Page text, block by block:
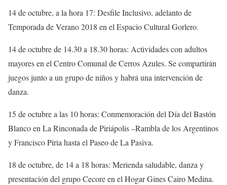
14 de octubre, a la hora 17: Desfile Inclusivo, adelanto de
Temporada de Verano 2018 en el Espacio Cultural Gorlero.
14 de octubre de 14.30 a 18.30 horas: Actividades con adultos
mayores en el Centro Comunal de Cerros Azules. Se compartirán
juegos junto a un grupo de niños y habrá una intervención de
danza.
15 de octubre a las 10 horas: Conmemoración del Día del Bastón
Blanco en La Rinconada de Piriápolis –Rambla de los Argentinos
y Francisco Piria hasta el Paseo de La Pasiva.
18 de octubre, de 14 a 18 horas: Merienda saludable, danza y
presentación del grupo Cecore en el Hogar Gines Cairo Medina.